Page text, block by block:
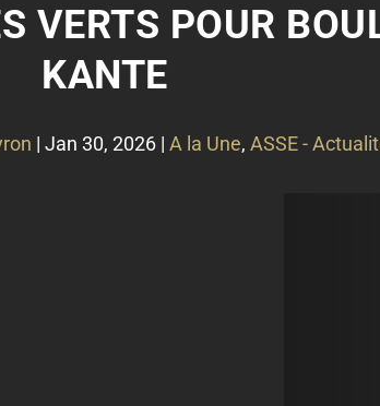
VERTS POUR
KANTE
| Jan 30, 2026| A la Une, ASSE -